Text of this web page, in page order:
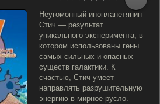
Неугомонный инопланетянин
Стич — результат
уникального эксперимента, в
котором использованы гены
самых сильных и опасных
существ галактики. К
счастью, Стич умеет
направлять разрушительную
энергию в мирное русло.